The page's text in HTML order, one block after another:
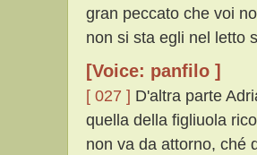
gran peccato che voi
non si sta egli nel letto
[Voice: panfilo ]
[ 027 ] D'altra parte
quella della figliuola
non va da attorno, ché